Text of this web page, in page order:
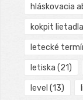
hláskovacia
kokpit lietadla
letecké
letiska (21)
level (13)